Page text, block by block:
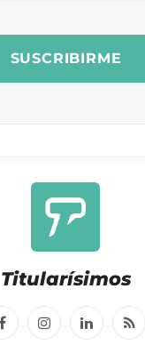
Titularísimos
FacebookInstagramLinkedInRSS